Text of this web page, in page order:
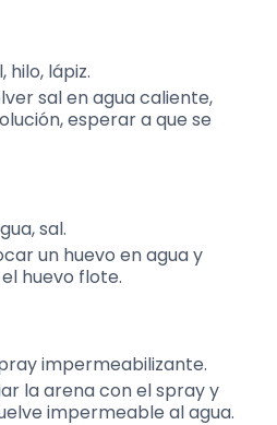
hilo, lápiz.
sal en agua caliente,
esperar a que se
sal.
un huevo en agua y
huevo flote.
impermeabilizante.
la arena con el spray y
impermeable al agua.